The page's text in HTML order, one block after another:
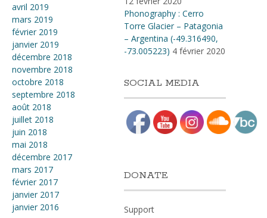
avril 2019
mars 2019
février 2019
janvier 2019
décembre 2018
novembre 2018
octobre 2018
septembre 2018
août 2018
juillet 2018
juin 2018
mai 2018
décembre 2017
mars 2017
février 2017
janvier 2017
janvier 2016
Phonography : Cerro
Torre Glacier – Patagonia
– Argentina (-49.316490,
-73.005223) 4 février 2020
SOCIAL MEDIA
DONATE
Support